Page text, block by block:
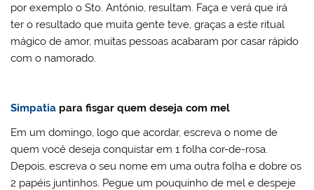
por exemplo o Sto. António, resultam. Faça e verá que irá
ter o resultado que muita gente teve, graças a este ritual
mágico de amor, muitas pessoas acabaram por casar rápido
com o namorado.
Simpatia para fisgar quem deseja com mel
Em um domingo, logo que acordar, escreva o nome de
quem você deseja conquistar em 1 folha cor-de-rosa.
Depois, escreva o seu nome em uma outra folha e dobre os
2 papéis juntinhos. Pegue um pouquinho de mel e despeje